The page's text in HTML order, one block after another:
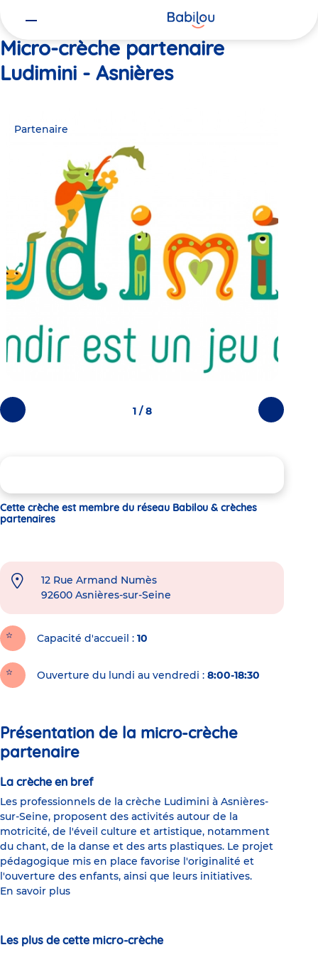
Micro-crèche partenaire
Ludimini - Asnières
Photos
précédentes
Photos
suivantes
Partenaire
1 / 8
Cette crèche est membre du réseau Babilou & crèches
partenaires
12 Rue Armand Numès
92600 Asnières-sur-Seine
Capacité d'accueil 10
Ouverture du lundi au vendredi : 8:00-18:30
Présentation de la micro-crèche
partenaire
La crèche en bref
Les professionnels de la crèche Ludimini à Asnières-
sur-Seine, proposent des activités autour de la
motricité, de l'éveil culture et artistique, notamment
du chant, de la danse et des arts plastiques. Le projet
pédagogique mis en place favorise l'originalité et
l'ouverture des enfants, ainsi que leurs initiatives.
En savoir plus
Les plus de cette micro-crèche